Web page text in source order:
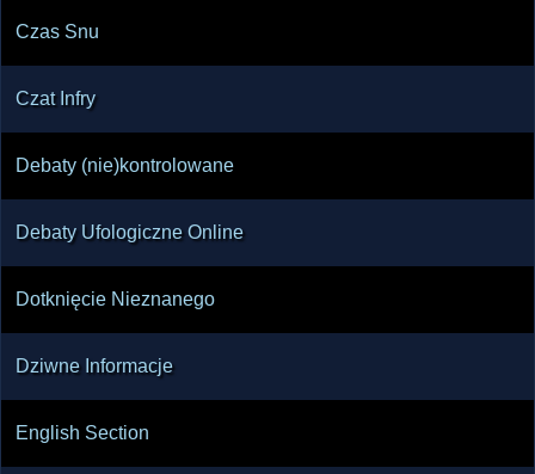
Czas Snu
Czat Infry
Debaty (nie)kontrolowane
Debaty Ufologiczne Online
Dotknięcie Nieznanego
Dziwne Informacje
English Section